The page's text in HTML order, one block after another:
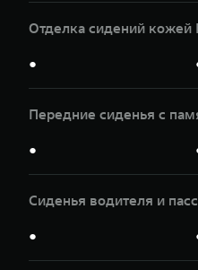
Отделка сидений
●
Передние сиденья с
●
Сиденья водителя и
●